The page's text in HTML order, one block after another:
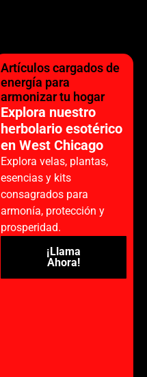
Artículos cargados de
energía para
armonizar tu hogar
Explora nuestro
herbolario esotérico
en West Chicago
Explora velas, plantas,
esencias y kits
consagrados para
armonía, protección y
prosperidad.
¡Llama
Ahora!